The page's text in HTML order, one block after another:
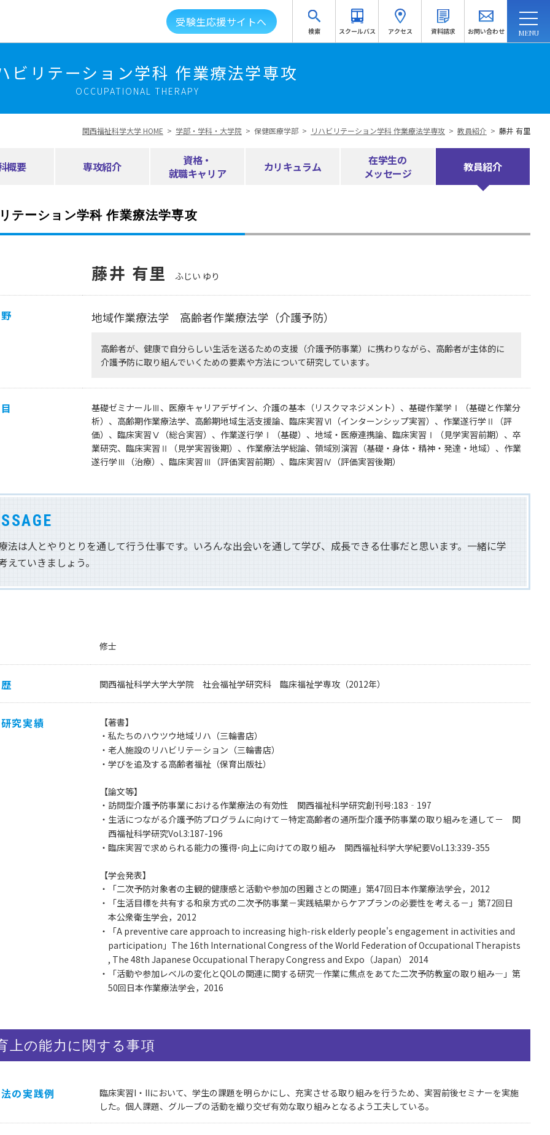
受験生応援サイトへ
検索 スクールバス アクセス 資料請求 お問い合わせ
窓会 大学広報誌「福科大通信」 学生便覧
資料請求
ビリテーション学科 作業療法学専攻
OCCUPATIONAL THERAPY
関西福祉科学大学 HOME > 学部・学科・大学院 > 保健医療学部 > リハビリテーション学科 作業療法学専攻 > 教員紹介 > 藤井 有里
概要 専攻紹介
資格・
就職キャリア
カリキュラム
在学生の
メッセージ
教員紹介
テーション学科 作業療法学専攻
藤井 有里 ふじい ゆり
地域作業療法学 高齢者作業療法学（介護予防）
高齢者が、健康で自分らしい生活を送るための支援（介護予防事業）に携わりながら、高齢者が主体的に
介護予防に取り組んでいくための要素や方法について研究しています。
基礎ゼミナールⅢ、医療キャリアデザイン、介護の基本（リスクマネジメント）、基礎作業学Ⅰ（基礎と作業分
析）、高齢期作業療法学、高齢期地域生活支援論、臨床実習Ⅵ（インターンシップ実習）、作業遂行学Ⅱ（評
価）、臨床実習Ⅴ（総合実習）、作業遂行学Ⅰ（基礎）、地域・医療連携論、臨床実習Ⅰ（見学実習前期）、卒
業研究、臨床実習Ⅱ（見学実習後期）、作業療法学総論、領域別演習（基礎・身体・精神・発達・地域）、作業
遂行学Ⅲ（治療）、臨床実習Ⅲ（評価実習前期）、臨床実習Ⅳ（評価実習後期）
法は人とやりとりを通して行う仕事です。いろんな出会いを通して学び、成長できる仕事だと思います。一緒に学
えていきましょう。
修士
関西福祉科学大学大学院 社会福祉学研究科 臨床福祉学専攻（2012年）
究実績
【著書】
・私たちのハウツウ地域リハ（三輪書店）
・老人施設のリハビリテーション（三輪書店）
・学びを追及する高齢者福祉（保育出版社）
【論文等】
・訪問型介護予防事業における作業療法の有効性 関西福祉科学研究創刊号:183‐197
・生活につながる介護予防プログラムに向けて－特定高齢者の通所型介護予防事業の取り組みを通して－ 関
西福祉科学研究Vol.3:187-196
・臨床実習で求められる能力の獲得･向上に向けての取り組み 関西福祉科学大学紀要Vol.13:339-355
【学会発表】
・「二次予防対象者の主観的健康感と活動や参加の困難さとの関連」第47回日本作業療法学会，2012
・「生活目標を共有する和泉方式の二次予防事業－実践結果からケアプランの必要性を考える－」第72回日
本公衆衛生学会，2012
・「A preventive care approach to increasing high-risk elderly people's engagement in activities and
participation」The 16th International Congress of the World Federation of Occupational Therapists
, The 48th Japanese Occupational Therapy Congress and Expo（Japan） 2014
・「活動や参加レベルの変化とQOLの関連に関する研究—作業に焦点をあてた二次予防教室の取り組み—」第
50回日本作業療法学会，2016
上の能力に関する事項
の実践例
臨床実習I・IIにおいて、学生の課題を明らかにし、充実させる取り組みを行うため、実習前後セミナーを実施
した。個人課題、グループの活動を織り交ぜ有効な取り組みとなるよう工夫している。